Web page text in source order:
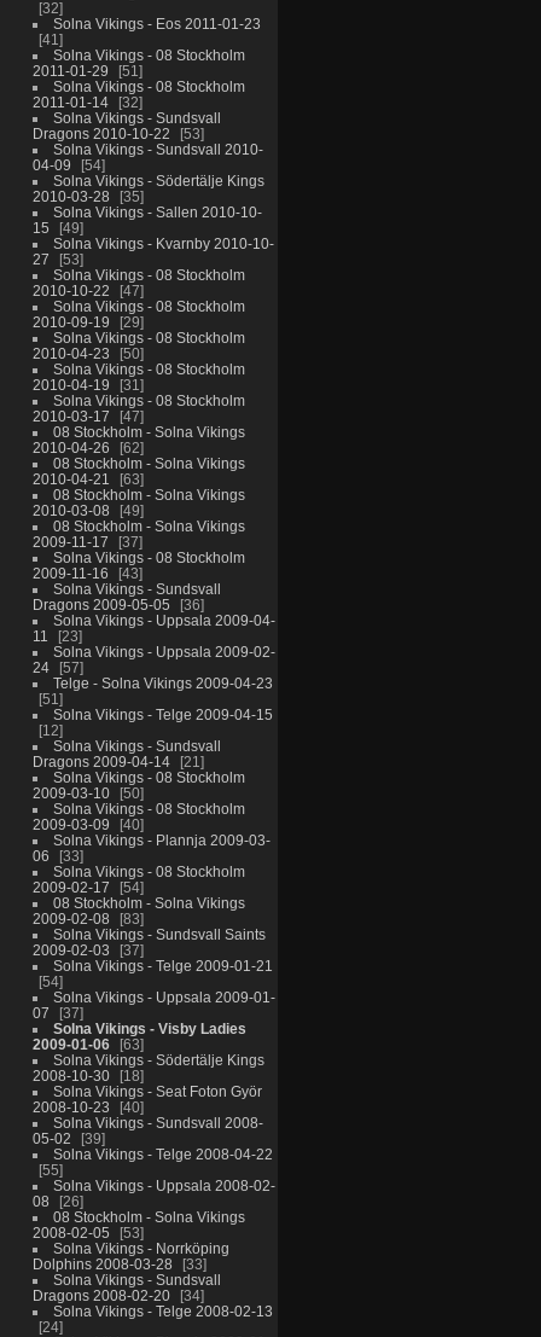
32
Solna Vikings - Eos 2011-01-23
41
Solna Vikings - 08 Stockholm
2011-01-29
51
Solna Vikings - 08 Stockholm
2011-01-14
32
Solna Vikings - Sundsvall
Dragons 2010-10-22
53
Solna Vikings - Sundsvall 2010-
04-09
54
Solna Vikings - Södertälje Kings
2010-03-28
35
Solna Vikings - Sallen 2010-10-
15
49
Solna Vikings - Kvarnby 2010-10-
27
53
Solna Vikings - 08 Stockholm
2010-10-22
47
Solna Vikings - 08 Stockholm
2010-09-19
29
Solna Vikings - 08 Stockholm
2010-04-23
50
Solna Vikings - 08 Stockholm
2010-04-19
31
Solna Vikings - 08 Stockholm
2010-03-17
47
08 Stockholm - Solna Vikings
2010-04-26
62
08 Stockholm - Solna Vikings
2010-04-21
63
08 Stockholm - Solna Vikings
2010-03-08
49
08 Stockholm - Solna Vikings
2009-11-17
37
Solna Vikings - 08 Stockholm
2009-11-16
43
Solna Vikings - Sundsvall
Dragons 2009-05-05
36
Solna Vikings - Uppsala 2009-04-
11
23
Solna Vikings - Uppsala 2009-02-
24
57
Telge - Solna Vikings 2009-04-23
51
Solna Vikings - Telge 2009-04-15
12
Solna Vikings - Sundsvall
Dragons 2009-04-14
21
Solna Vikings - 08 Stockholm
2009-03-10
50
Solna Vikings - 08 Stockholm
2009-03-09
40
Solna Vikings - Plannja 2009-03-
06
33
Solna Vikings - 08 Stockholm
2009-02-17
54
08 Stockholm - Solna Vikings
2009-02-08
83
Solna Vikings - Sundsvall Saints
2009-02-03
37
Solna Vikings - Telge 2009-01-21
54
Solna Vikings - Uppsala 2009-01-
07
37
Solna Vikings - Visby Ladies
2009-01-06
63
Solna Vikings - Södertälje Kings
2008-10-30
18
Solna Vikings - Seat Foton Györ
2008-10-23
40
Solna Vikings - Sundsvall 2008-
05-02
39
Solna Vikings - Telge 2008-04-22
55
Solna Vikings - Uppsala 2008-02-
08
26
08 Stockholm - Solna Vikings
2008-02-05
53
Solna Vikings - Norrköping
Dolphins 2008-03-28
33
Solna Vikings - Sundsvall
Dragons 2008-02-20
34
Solna Vikings - Telge 2008-02-13
24